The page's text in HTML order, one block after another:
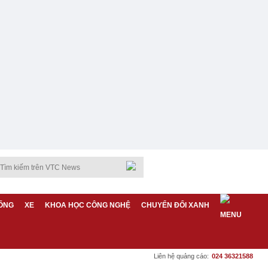
XE KHOA HỌC CÔNG NGHỆ CHUYỂN ĐỔI XANH
Liên hệ quảng cáo: 024 36321588